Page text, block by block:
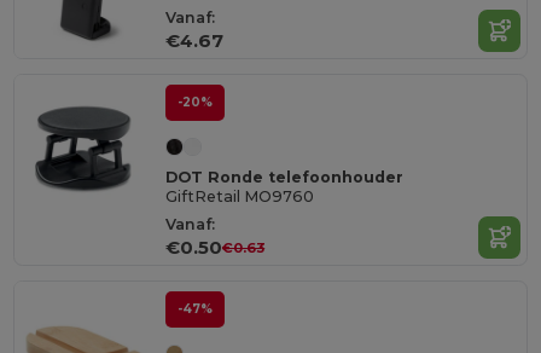
Vanaf:
€4.67
-20%
DOT Ronde telefoonhouder
GiftRetail MO9760
Vanaf:
€0.50€0.63
-47%